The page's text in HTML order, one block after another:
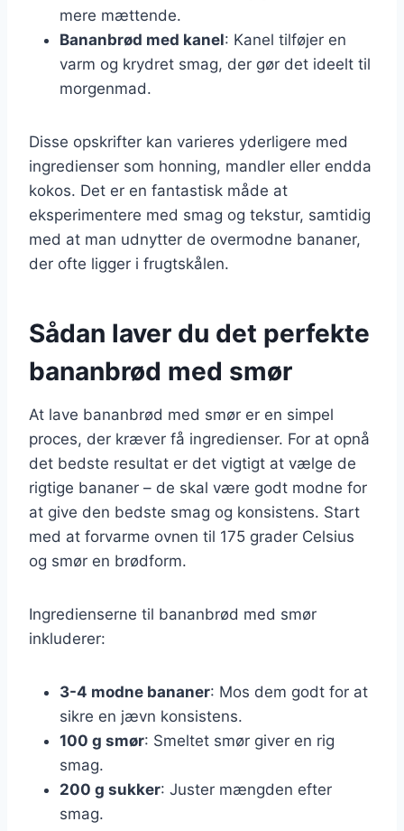
mere mættende.
Bananbrød med kanel: Kanel tilføjer en
varm og krydret smag, der gør det ideelt til
morgenmad.
Disse opskrifter kan varieres yderligere med
ingredienser som honning, mandler eller endda
kokos. Det er en fantastisk måde at
eksperimentere med smag og tekstur, samtidig
med at man udnytter de overmodne bananer,
der ofte ligger i frugtskålen.
Sådan laver du det perfekte
bananbrød med smør
At lave bananbrød med smør er en simpel
proces, der kræver få ingredienser. For at opnå
det bedste resultat er det vigtigt at vælge de
rigtige bananer – de skal være godt modne for
at give den bedste smag og konsistens. Start
med at forvarme ovnen til 175 grader Celsius
og smør en brødform.
Ingredienserne til bananbrød med smør
inkluderer:
3-4 modne bananer: Mos dem godt for at
sikre en jævn konsistens.
100 g smør: Smeltet smør giver en rig
smag.
200 g sukker: Juster mængden efter
smag.